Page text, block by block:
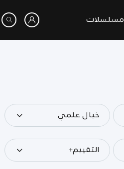
مسلسلات
خيال علمي
التقييم+